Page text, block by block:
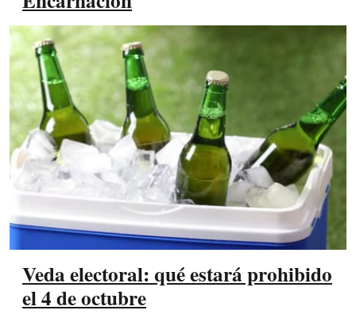
Veda electoral: qué estará prohibido
el 4 de octubre